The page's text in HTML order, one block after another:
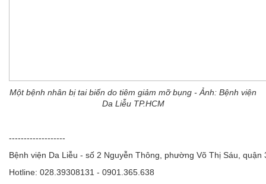
Một bệnh nhân bị tai biến do tiêm giảm mỡ bụng - Ảnh: Bệnh viện
Da Liễu TP.HCM
-------------------
Bệnh viện Da Liễu - số 2 Nguyễn Thông, phường Võ Thị Sáu, quận
Hotline: 028.39308131 - 0901.365.638